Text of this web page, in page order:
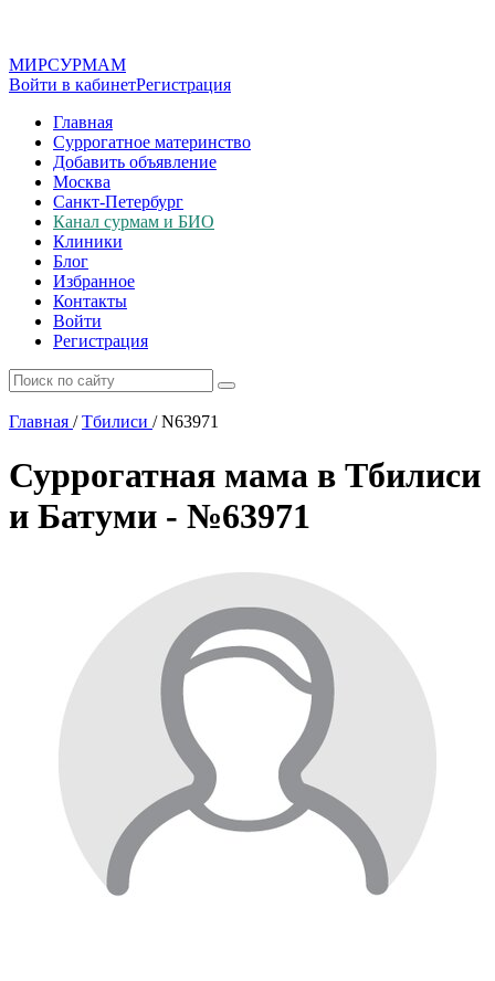
МИРСУРМАМ
Войти в кабинетРегистрация
Главная
Суррогатное материнство
Добавить объявление
Москва
Санкт-Петербург
Канал сурмам и БИО
Клиники
Блог
Избранное
Контакты
Войти
Регистрация
Главная / Тбилиси /N63971
Суррогатная мама в Тбилиси
и Батуми - №63971